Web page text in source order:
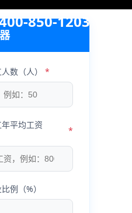
850-1203
数（人）
年平均工资
例（%）